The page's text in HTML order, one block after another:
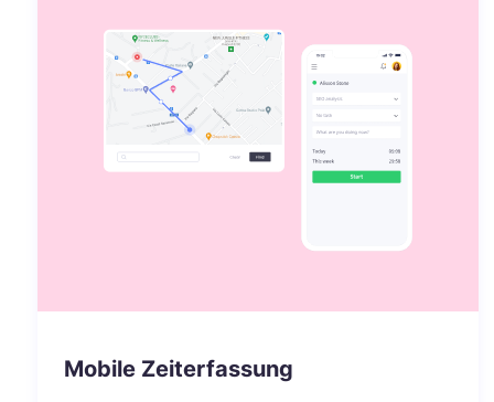
Mobile Zeiterfassung